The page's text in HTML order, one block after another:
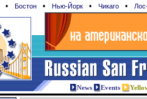
• Бостон • Нью-Йорк • Чикаго •
News Events